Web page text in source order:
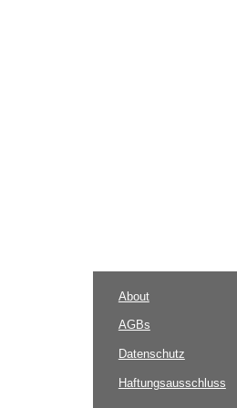
About
AGBs
Datenschutz
Haftungsausschluss